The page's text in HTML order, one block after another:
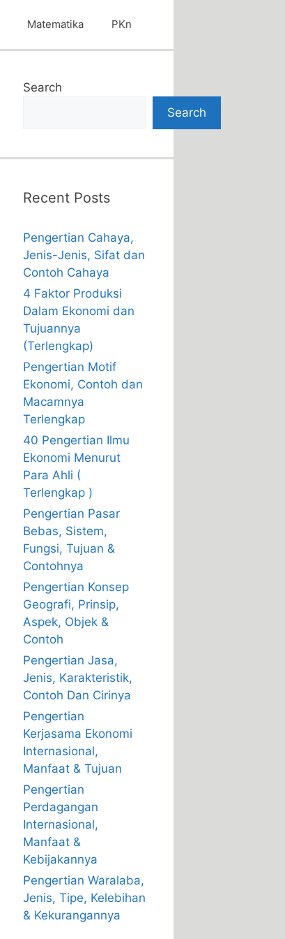
Matematika PKn
Search
Search
Recent Posts
Pengertian Cahaya,
Jenis-Jenis, Sifat dan
Contoh Cahaya
4 Faktor Produksi
Dalam Ekonomi dan
Tujuannya
(Terlengkap)
Pengertian Motif
Ekonomi, Contoh dan
Macamnya
Terlengkap
40 Pengertian Ilmu
Ekonomi Menurut
Para Ahli (
Terlengkap )
Pengertian Pasar
Bebas, Sistem,
Fungsi, Tujuan &
Contohnya
Pengertian Konsep
Geografi, Prinsip,
Aspek, Objek &
Contoh
Pengertian Jasa,
Jenis, Karakteristik,
Contoh Dan Cirinya
Pengertian
Kerjasama Ekonomi
Internasional,
Manfaat & Tujuan
Pengertian
Perdagangan
Internasional,
Manfaat &
Kebijakannya
Pengertian Waralaba,
Jenis, Tipe, Kelebihan
& Kekurangannya